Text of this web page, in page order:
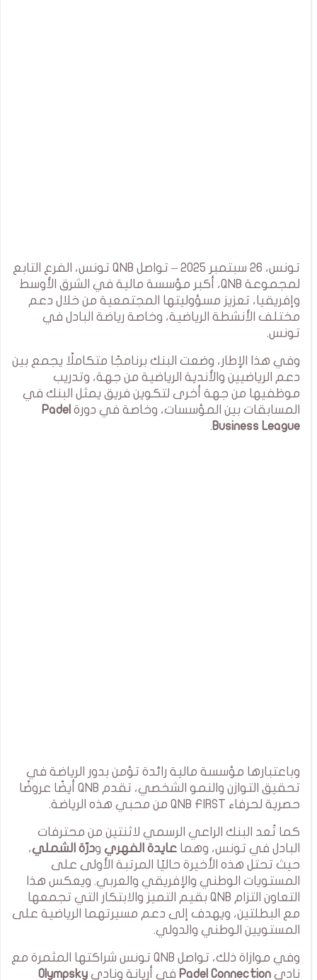
تونس، 26 سبتمبر 2025 – تواصل QNB تونس، الفرع التابع
لمجموعة QNB، أكبر مؤسسة مالية في الشرق الأوسط
وإفريقيا، تعزيز مسؤوليتها المجتمعية من خلال دعم
مختلف الأنشطة الرياضية، وخاصة رياضة البادل في
تونس.
وفي هذا الإطار، وضعت البنك برنامجًا متكاملًا يجمع بين
دعم الرياضيين والأندية الرياضية من جهة، وتدريب
موظفيها من جهة أخرى لتكوين فريق يمثل البنك في
المسابقات بين المؤسسات، وخاصة في دورة Padel
Business League
.
وباعتبارها مؤسسة مالية رائدة تؤمن بدور الرياضة في
تحقيق التوازن والنمو الشخصي، تقدم QNB أيضًا عروضًا
حصرية لحرفاء QNB FIRST من محبي هذه الرياضة.
كما تُعد البنك الراعي الرسمي لاثنتين من محترفات
البادل في تونس، وهما عايدة الفهري ودرّة الشملي،
حيث تحتل هذه الأخيرة حاليًا المرتبة الأولى على
المستويات الوطني والإفريقي والعربي. ويعكس هذا
التعاون التزام QNB بقيم التميز والابتكار التي تجمعها
مع البطلتين، ويهدف إلى دعم مسيرتهما الرياضية على
المستويين الوطني والدولي.
وفي موازاة ذلك، تواصل QNB تونس شراكتها المثمرة مع
نادي Padel Connection في أريانة ونادي Olympsky